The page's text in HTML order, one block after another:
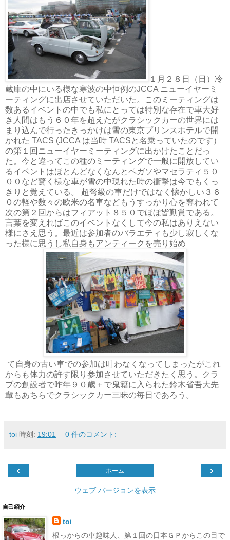
１月２８日（日）冷
蔵庫の中にいる様な寒波の中恒例のJCCA ニューイヤーミ
ーティングに出店させていただいた。このミーティングは
数あるイベントの中でも私にとっては特別な存在で車大好
き人間はもう６０年を超えたがクラシックカーの世界には
まり込んで行ったきっかけは雪の東京プリンスホテルで開
かれた TACS (JCCA は当時 TACSと名乗っていたのです）
の第１回ニューイヤーミーティングに出かけたことだっ
た。今と違ってこの種のミーティングで一般に開放してい
るイベントはほとんどなくなんとペガソやマセラティ５０
００など驚く様な車が雪の中現れた時の衝撃は今でもくっ
きりと覚えている。 超弩級の車だけではなく懐かしい３６
０の軽や数々の欧米の名車などもうすっかり心を奪われて
次の第２回からはフィアット８５０でほぼ皆勤賞である。
言葉を変えればこのイベントなくして今の私はありえない
様にさえ思う。最近は参加者のバラエティも少し寂しくな
った様に思うし私自身もアンティークを売り始め
て自身の古い車での参加は叶わなくなってしまったがこれ
からも体力の許す限り参加させていただきたく思う。クラ
ブの創設者で昨年９０歳＋で鬼籍に入られた鈴木省吾大先
輩もあちらでクラシックカー三昧の毎日であろう。
toi 時刻: 19:01 0 件のコメント:
‹ ›
ホーム
ウェブ バージョンを表示
自己紹介
toi
根っからの車趣味人、第１回の日本ＧＰからこの目で